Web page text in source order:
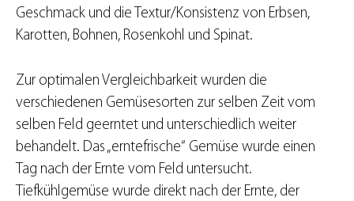
Geschmack und die Textur/Konsistenz von Erbsen,
Karotten, Bohnen, Rosenkohl und Spinat.
Zur optimalen Vergleichbarkeit wurden die
verschiedenen Gemüsesorten zur selben Zeit vom
selben Feld geerntet und unterschiedlich weiter
behandelt. Das „erntefrische“ Gemüse wurde einen
Tag nach der Ernte vom Feld untersucht.
Tiefkühlgemüse wurde direkt nach der Ernte, der